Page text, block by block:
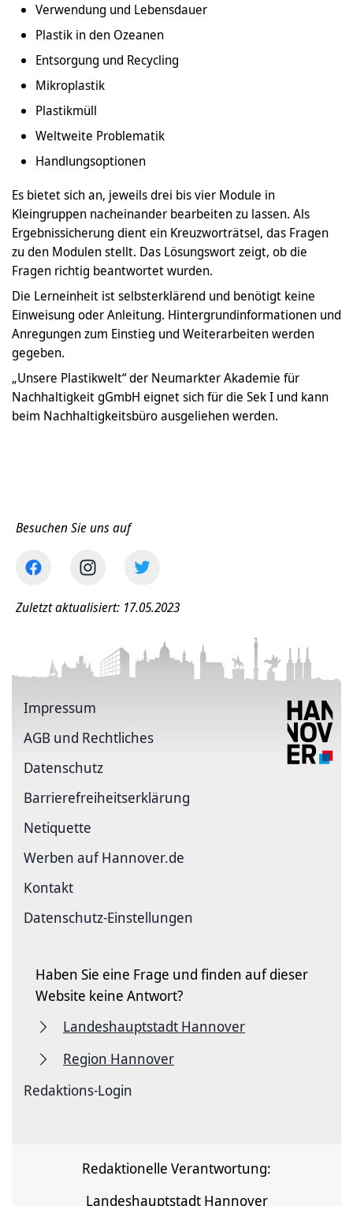
Verwendung und Lebensdauer
Plastik in den Ozeanen
Entsorgung und Recycling
Mikroplastik
Plastikmüll
Weltweite Problematik
Handlungsoptionen
Es bietet sich an, jeweils drei bis vier Module in
Kleingruppen nacheinander bearbeiten zu lassen. Als
Ergebnissicherung dient ein Kreuzworträtsel, das Fragen
zu den Modulen stellt. Das Lösungswort zeigt, ob die
Fragen richtig beantwortet wurden.
Die Lerneinheit ist selbsterklärend und benötigt keine
Einweisung oder Anleitung. Hintergrundinformationen und
Anregungen zum Einstieg und Weiterarbeiten werden
gegeben.
„Unsere Plastikwelt“ der Neumarkter Akademie für
Nachhaltigkeit gGmbH eignet sich für die Sek I und kann
beim Nachhaltigkeitsbüro ausgeliehen werden.
Besuchen Sie uns auf
Zuletzt aktualisiert: 17.05.2023
Impressum
AGB und Rechtliches
Datenschutz
Barriere­freiheits­erklärung
Netiquette
Werben auf Hannover.de
Kontakt
Datenschutz-Einstellungen
Haben Sie eine Frage und finden auf dieser
Website keine Antwort?
Landeshauptstadt Hannover
Region Hannover
Redaktions-Login
Redaktionelle Verantwortung:
Landeshauptstadt Hannover